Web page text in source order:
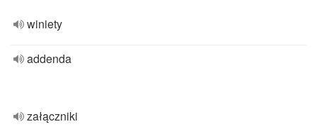
winiety
addenda
załączniki